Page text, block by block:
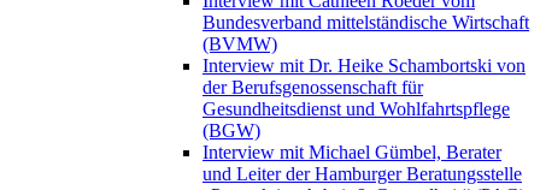
Bundesverband mittelständische Wirtschaft
(BVMW)
Interview mit Dr. Heike Schambortski von
der Berufsgenossenschaft für
Gesundheitsdienst und Wohlfahrtspflege
(BGW)
Interview mit Michael Gümbel, Berater
und Leiter der Hamburger Beratungsstelle